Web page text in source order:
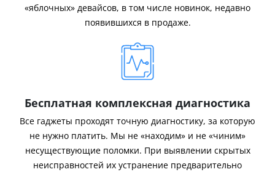
«яблочных» девайсов, в том числе новинок, недавно
появившихся в продаже.
Бесплатная комплексная диагностика
Все гаджеты проходят точную диагностику, за которую
не нужно платить. Мы не «находим» и не «чиним»
несуществующие поломки. При выявлении скрытых
неисправностей их устранение предварительно